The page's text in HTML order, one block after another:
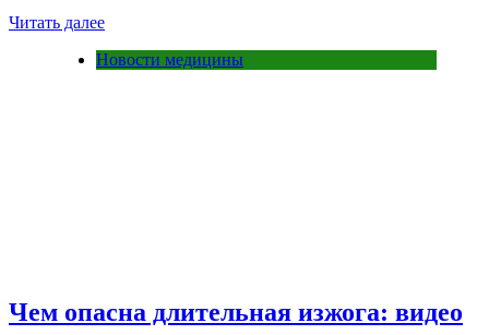
Читать далее
Новости медицины
Чем опасна длительная изжога: видео